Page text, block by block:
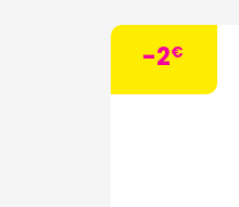
-2€